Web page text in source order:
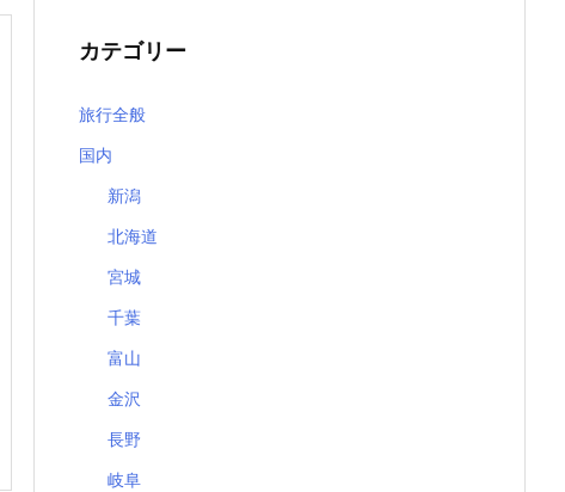
カテゴリー
旅行全般
国内
新潟
北海道
宮城
千葉
富山
金沢
長野
岐阜